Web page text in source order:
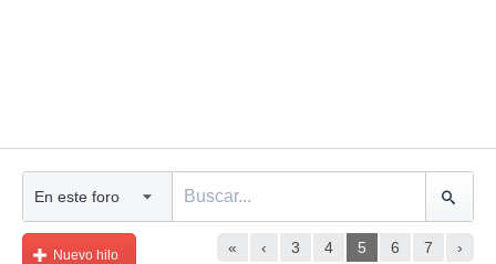
« ‹ 3 4 5 6 7 ›
Nuevo hilo